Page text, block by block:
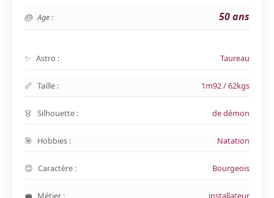
Age : 50 ans
Astro : Taureau
Taille : 1m92 / 62kgs
Silhouette : de démon
Hobbies : Natation
Caractère : Bourgeois
Métier : installateur